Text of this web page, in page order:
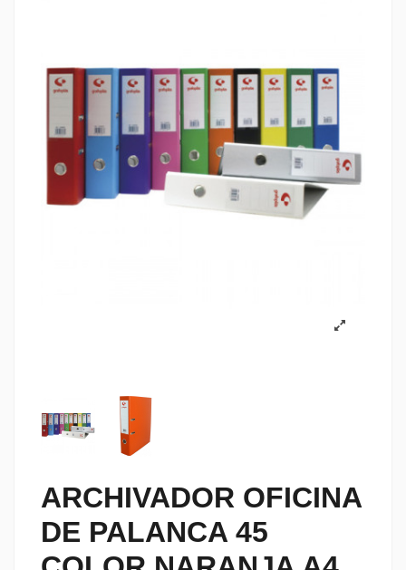
ARCHIVADOR OFICINA
DE PALANCA 45